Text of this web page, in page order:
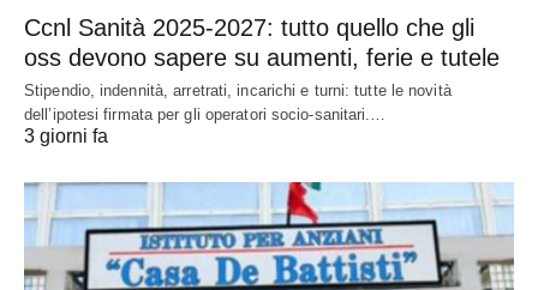
Ccnl Sanità 2025-2027: tutto quello che gli
oss devono sapere su aumenti, ferie e tutele
Stipendio, indennità, arretrati, incarichi e turni: tutte le novità
dell’ipotesi firmata per gli operatori socio-sanitari.…
3 giorni fa